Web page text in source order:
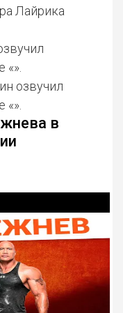
Лайрика
озвучил
в